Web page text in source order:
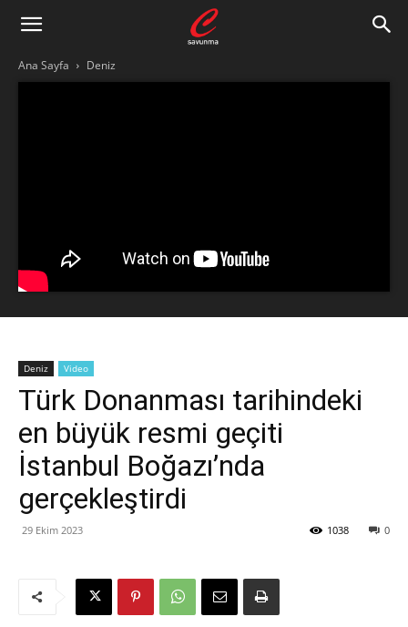
Ana Sayfa Deniz
Deniz Video
Türk Donanması tarihindeki
en büyük resmi geçiti
İstanbul Boğazı’nda
gerçekleştirdi
29 Ekim 2023 0
1038